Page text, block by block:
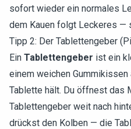
sofort wieder ein normales
dem Kauen folgt Leckeres —
Tipp 2: Der Tablettengeber
Ein Tablettengeber ist ein
einem weichen
Tablette hält. Du öffnest das
Tablettengeber weit nach
drückst den Kolben — die